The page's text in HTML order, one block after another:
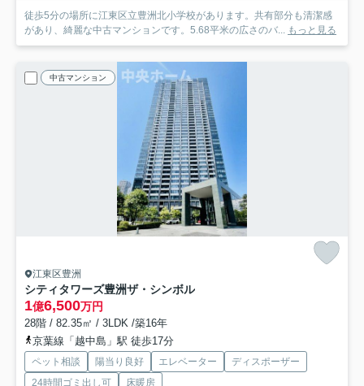
徒歩5分の場所に江東区立豊洲北小学校があります。共有部分も清潔感
があり、綺麗な中古マンションです。5.68平米の広さのバ...
もっと見る
中古マンション
江東区豊洲
シティタワーズ豊洲ザ・シンボル
1億6,500万円
28階 / 82.35㎡ / 3LDK /築16年
京葉線「越中島」駅 徒歩17分
ペット相談 陽当り良好 エレベーター
ディスポーザー
24時間ゴミ出し可
床暖房